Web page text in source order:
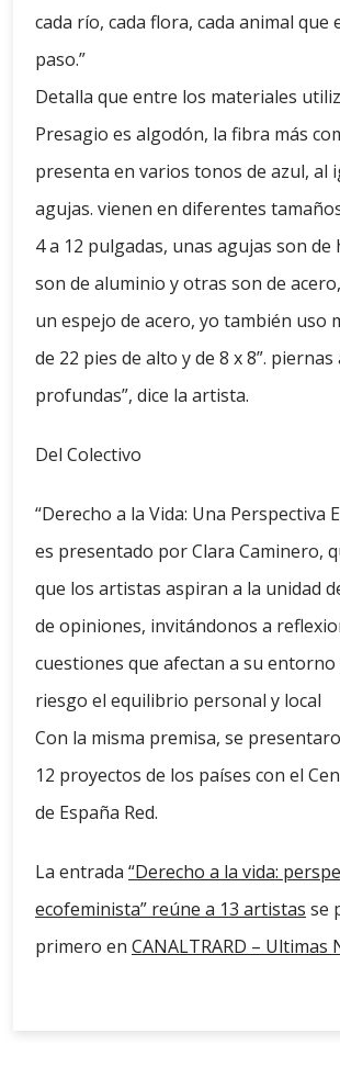
cada río, cada flora, cada animal que
paso.”
Detalla que entre los materiales
Presagio es algodón, la fibra más
presenta en varios tonos de azul, al
agujas. vienen en diferentes
4 a 12 pulgadas, unas agujas son
son de aluminio y otras son de
un espejo de acero, yo también uso
de 22 pies de alto y de 8 x 8”. piernas
profundas”, dice la artista.
Del Colectivo
“Derecho a la Vida: Una Perspectiva
es presentado por Clara Caminero,
que los artistas aspiran a la unidad
de opiniones, invitándonos a
cuestiones que afectan a su
riesgo el equilibrio personal y local
Con la misma premisa, se
12 proyectos de los países con el
de España Red.
La entrada “Derecho a la vida:
ecofeminista” reúne a 13 artistas se
primero en CANALTRARD – Ultimas